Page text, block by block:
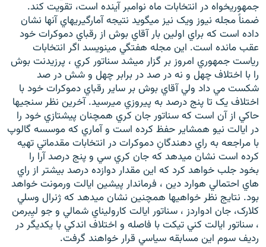
جمهوريخواه در انتخابات ماه نوامبر آينده است، تقويت کند.
ضمناً مجله نيوز ويک نيز ميگويد نتيجه آمارگيريهاي آنها نشان
داده است که براي اولين بار آقاي بوش از رقباي دموکرات خود
عقب مانده است. اين مجله هفتگي مينويسد اگر انتخابات
رياست جمهوري امروز بر گزار ميشد سناتور کري ، پرزيدنت بوش
را با اختلاف چهل و نه در صد در برابر چهل و شش در صد
شکست مي داد ولي آقاي بوش بر ساير رقباي دموکرات خود با
اختلاف يک تا پنج درصد به پيروزي ميرسيد. آخرين نظر سنجيها
حاکي از آن است که سناتور جان کري همچنان پيشتازي خود را
در ايالت نيو همشاير حفظ کرده است و آماري که موسسه گالوپ
با مراجعه به راي دهندگانِ دموکرات در انتخابات مقدماتي تهيه
کرده است نشان ميدهد که جان کري سي و پنج درصد آرا را
بخود جلب خواهد کرد که اين مقدار دوازده درصد بيشتر از راي
هاي احتمالي هوارد دين ، فرماندار پيشين ايالت ورمونت خواهد
بود. نتايج نظر خواهيها همچنين نشان ميدهد که ژنرال وسلي
کلارک، جان ادواردز ، سناتور ايالت کاروليناي شمالي و جو ليِبرمن
، سناتور ايالت کني تيکت با فاصله و اختلاف اندکي با يکديگر در
رديف سوم اين مسابقه سياسي قرار خواهند گرفت.